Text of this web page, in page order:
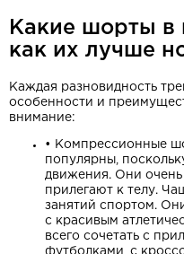
Какие шорты в
как их лучше
Каждая разновидность
особенности и
внимание:
•
Компрессионные
популярны,
движения. Они
прилегают к телу.
занятий спортом.
с красивым
всего сочетать с
футболками, с